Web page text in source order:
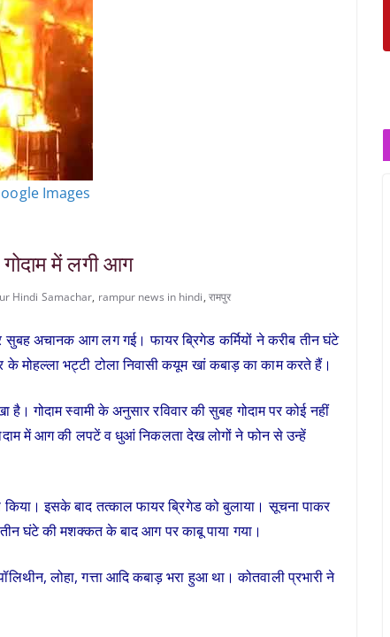
Images
में लगी आग
Hindi Samachar, rampur news in hindi, रामपुर
सुबह अचानक आग लग गई। फायर ब्रिगेड कर्मियों ने करीब तीन घंटे
मोहल्ला भट्टी टोला निवासी कयूम खां कबाड़ का काम करते हैं।
है। गोदाम स्वामी के अनुसार रविवार की सुबह गोदाम पर कोई नहीं
में आग की लपटें व धुआं निकलता देख लोगों ने फोन से उन्हें
इसके बाद तत्काल फायर ब्रिगेड को बुलाया। सूचना पाकर
घंटे की मशक्कत के बाद आग पर काबू पाया गया।
लोहा, गत्ता आदि कबाड़ भरा हुआ था। कोतवाली प्रभारी ने